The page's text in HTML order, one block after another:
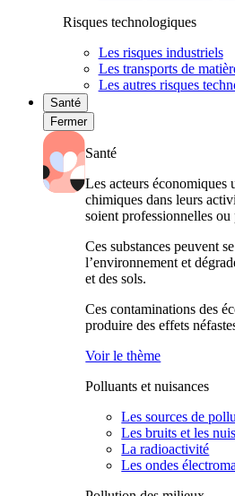
Risques technologiques
Les risques industriels
Les transports de
Les autres risques
Santé
Fermer
Santé
Les acteurs économiques
chimiques dans leurs
soient professionnelles ou
Ces substances peuvent
l’environnement et
et des sols.
Ces contaminations des
produire des effets
Voir le thème
Polluants et nuisances
Les sources de
Les bruits et les
La radioactivité
Les ondes